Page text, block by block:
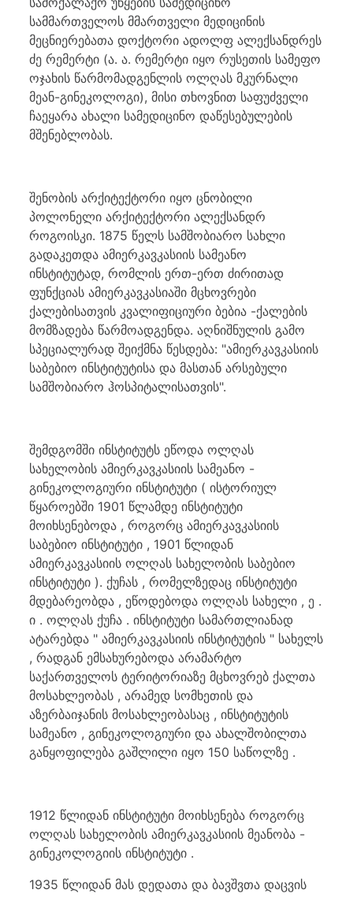
სამმართველოს მმართველი მედიცინის
მეცნიერებათა დოქტორი ადოლფ ალექსანდრეს
ძე რემერტი (ა. ა. რემერტი იყო რუსეთის სამეფო
ოჯახის წარმომადგენლის ოლღას მკურნალი
მეან-გინეკოლოგი), მისი თხოვნით საფუძველი
ჩაეყარა ახალი სამედიცინო დაწესებულების
მშენებლობას.
შენობის არქიტექტორი იყო ცნობილი
პოლონელი არქიტექტორი ალექსანდრ
როგოისკი. 1875 წელს სამშობიარო სახლი
გადაკეთდა ამიერკავკასიის სამეანო
ინსტიტუტად, რომლის ერთ-ერთ ძირითად
ფუნქციას ამიერკავკასიაში მცხოვრები
ქალებისათვის კვალიფიციური ბებია -ქალების
მომზადება წარმოადგენდა. აღნიშნულის გამო
სპეციალურად შეიქმნა წესდება: "ამიერკავკასიის
საბებიო ინსტიტუტისა და მასთან არსებული
სამშობიარო ჰოსპიტალისათვის".
შემდგომში ინსტიტუტს ეწოდა ოლღას
სახელობის ამიერკავკასიის სამეანო -
გინეკოლოგიური ინსტიტუტი ( ისტორიულ
წყაროებში 1901 წლამდე ინსტიტუტი
მოიხსენებოდა , როგორც ამიერკავკასიის
საბებიო ინსტიტუტი , 1901 წლიდან
ამიერკავკასიის ოლღას სახელობის საბებიო
ინსტიტუტი ). ქუჩას , რომელზედაც ინსტიტუტი
მდებარეობდა , ეწოდებოდა ოლღას სახელი , ე .
ი . ოლღას ქუჩა . ინსტიტუტი სამართლიანად
ატარებდა " ამიერკავკასიის ინსტიტუტის " სახელს
, რადგან ემსახურებოდა არამარტო
საქართველოს ტერიტორიაზე მცხოვრებ ქალთა
მოსახლეობას , არამედ სომხეთის და
აზერბაიჯანის მოსახლეობასაც , ინსტიტუტის
სამეანო , გინეკოლოგიური და ახალშობილთა
განყოფილება გაშლილი იყო 150 საწოლზე .
1912 წლიდან ინსტიტუტი მოიხსენება როგორც
ოლღას სახელობის ამიერკავკასიის მეანობა -
გინეკოლოგიის ინსტიტუტი .
1935 წლიდან მას დედათა და ბავშვთა დაცვის